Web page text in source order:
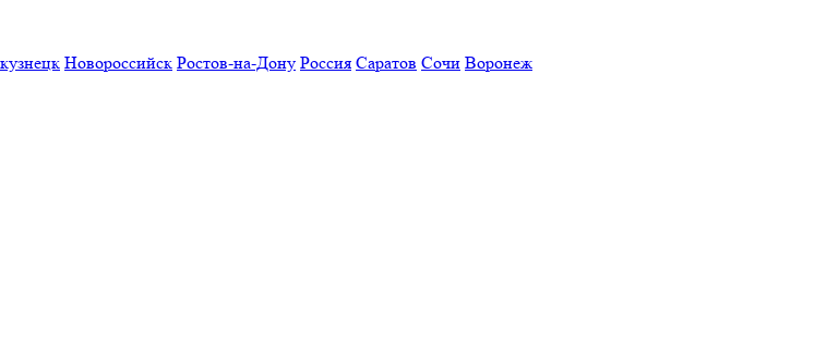
Новороссийск Ростов-на-Дону Россия Саратов Сочи Воронеж